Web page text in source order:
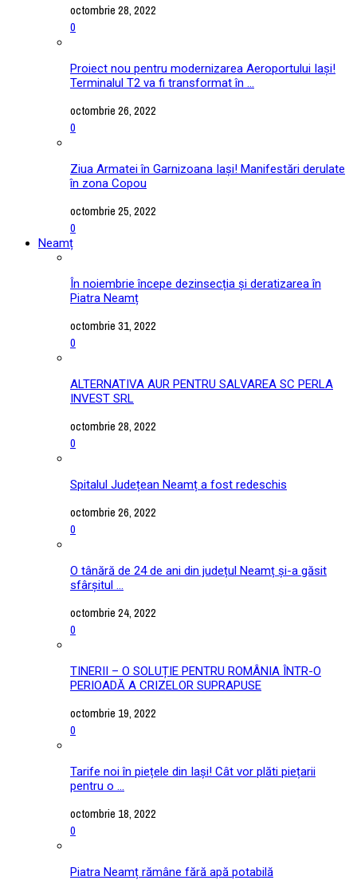
octombrie 28, 2022
0
Proiect nou pentru modernizarea Aeroportului Iași!
Terminalul T2 va fi transformat în ...
octombrie 26, 2022
0
Ziua Armatei în Garnizoana Iași! Manifestări derulate
în zona Copou
octombrie 25, 2022
0
Neamț
În noiembrie începe dezinsecția și deratizarea în
Piatra Neamț
octombrie 31, 2022
0
ALTERNATIVA AUR PENTRU SALVAREA SC PERLA
INVEST SRL
octombrie 28, 2022
0
Spitalul Județean Neamț a fost redeschis
octombrie 26, 2022
0
O tânără de 24 de ani din județul Neamț și-a găsit
sfârșitul ...
octombrie 24, 2022
0
TINERII – O SOLUȚIE PENTRU ROMÂNIA ÎNTR-O
PERIOADĂ A CRIZELOR SUPRAPUSE
octombrie 19, 2022
0
Tarife noi în piețele din Iași! Cât vor plăti piețarii
pentru o ...
octombrie 18, 2022
0
Piatra Neamț rămâne fără apă potabilă